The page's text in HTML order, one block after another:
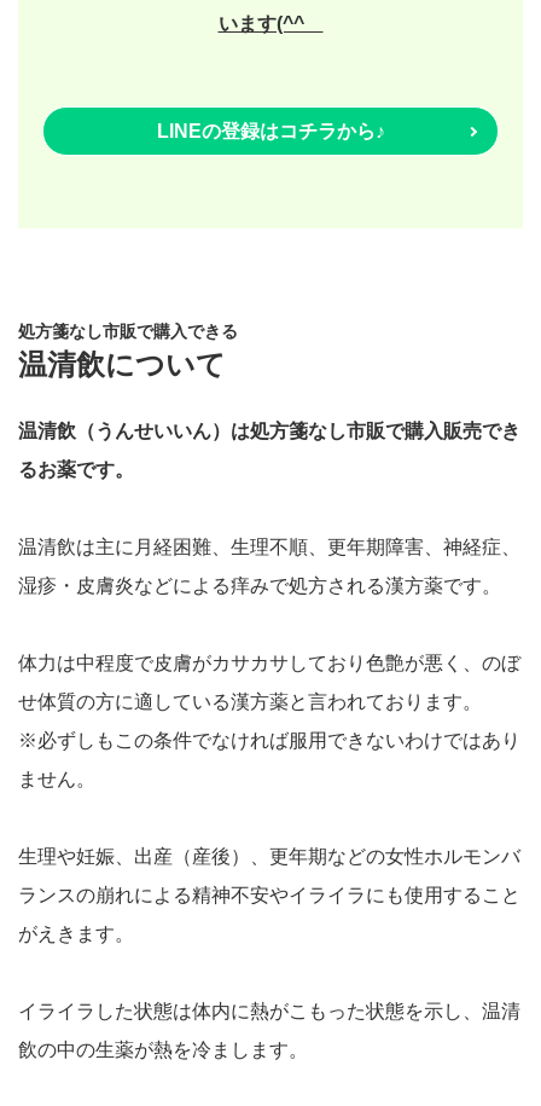
います(^^ゞ
LINEの登録はコチラから♪
処方箋なし市販で購入できる
温清飲について
温清飲（うんせいいん）は処方箋なし市販で購入販売でき
るお薬です。
温清飲は主に月経困難、生理不順、更年期障害、神経症、
湿疹・皮膚炎などによる痒みで処方される漢方薬です。
体力は中程度で皮膚がカサカサしており色艶が悪く、のぼ
せ体質の方に適している漢方薬と言われております。
※必ずしもこの条件でなければ服用できないわけではあり
ません。
生理や妊娠、出産（産後）、更年期などの女性ホルモンバ
ランスの崩れによる精神不安やイライラにも使用すること
がえきます。
イライラした状態は体内に熱がこもった状態を示し、温清
飲の中の生薬が熱を冷まします。